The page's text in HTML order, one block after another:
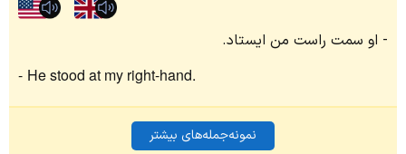
او سمت راست من ایستاد.
He stood at my right-hand.
نمونه‌جمله‌های بیشتر